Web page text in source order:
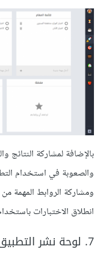
بالإضافة لمشاركة
والصعوبة في استخدام
ومشاركة الروابط المهمة
انطلاق الاختبارات
7. لوحة نشر التطبيق والدعم